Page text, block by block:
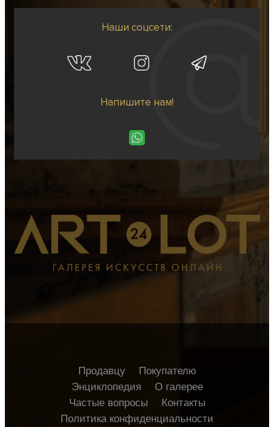
Наши соцсети:
Напишите нам!
Продавцу
Покупателю
Энциклопедия
О галерее
Частые вопросы
Контакты
Политика конфиденциальности